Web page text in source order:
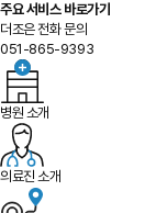
주요 서비스 바로가기
더조은 전화 문의
051-865-9393
병원 소개
의료진 소개